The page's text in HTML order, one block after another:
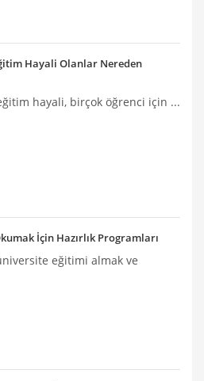
Hayali Olanlar Nereden
hayali, birçok öğrenci için ...
İçin Hazırlık Programları
eğitimi almak ve